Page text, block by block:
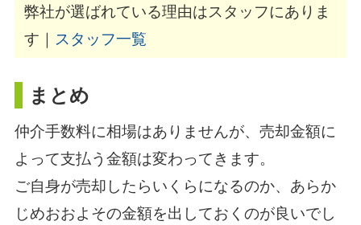
弊社が選ばれている理由はスタッフにありま
す｜ スタッフ一覧
まとめ
仲介手数料に相場はありませんが、売却金額に
よって支払う金額は変わってきます。
ご自身が売却したらいくらになるのか、あらか
じめおおよその金額を出しておくのが良いでし